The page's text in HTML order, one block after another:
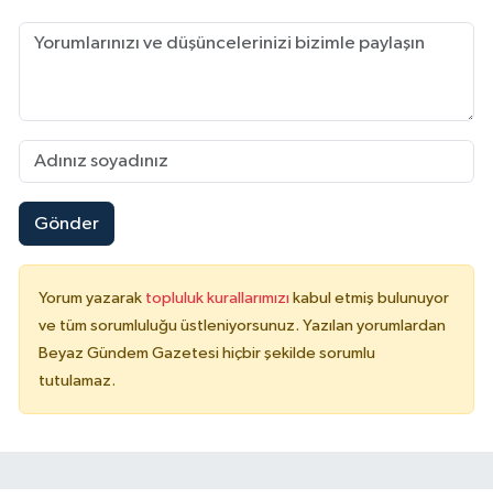
Gönder
Yorum yazarak topluluk kurallarımızı kabul etmiş bulunuyor
ve tüm sorumluluğu üstleniyorsunuz. Yazılan yorumlardan
Beyaz Gündem Gazetesi hiçbir şekilde sorumlu
tutulamaz.